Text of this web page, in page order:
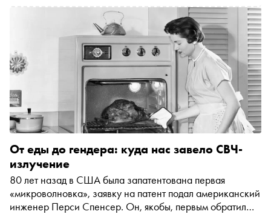
Батынковой, директором департамента продаж группы
компаний «Галс-Девелопмент», и разобрала ключевые
тренды, которые прямо сейчас меняют рынок элитной
недвижимости
От еды до гендера: куда нас завело СВЧ-
излучение
80 лет назад в США была запатентована первая
«микроволновка», заявку на патент подал американский
инженер Перси Спенсер. Он, якобы, первым обратил